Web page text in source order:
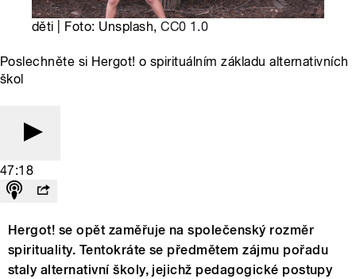
děti | Foto: Unsplash,CC0 1.0
Poslechněte si Hergot! o spirituálním základu alternativních
škol
47:18
Hergot! se opět zaměřuje na společenský rozměr
spirituality. Tentokráte se předmětem zájmu pořadu
staly alternativní školy, jejichž pedagogické postupy